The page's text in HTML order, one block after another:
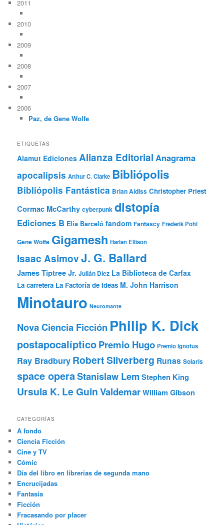
2011
2010
2009
2008
2007
2006
Paz, de Gene Wolfe
ETIQUETAS
Alamut Ediciones Alianza Editorial Anagrama
apocalipsis Arthur C. Clarke Bibliópolis
Bibliópolis Fantástica Brian Aldiss Christopher Priest
Cormac McCarthy cyberpunk distopía
Ediciones B Elia Barceló fandom Fantascy Frederik Pohl
Gene Wolfe Gigamesh Harlan Ellison
Isaac AsimovJ. G. Ballard
James Tiptree Jr. Julián Díez La Biblioteca de Carfax
La carretera La Factoría de Ideas M. John Harrison
Minotauro Neuromante
Nova Ciencia Ficción Philip K. Dick
postapocalípticoPremio Hugo Premio Ignotus
Ray Bradbury Robert Silverberg Runas Solaris
space operaStanislaw Lem Stephen King
Ursula K. Le GuinValdemarWilliam Gibson
CATEGORÍAS
A fondo
Ciencia Ficción
Cine y TV
Cómic
Día del libro en librerías de segunda mano
Encrucijadas
Fantasía
Ficción
Fracasando por placer